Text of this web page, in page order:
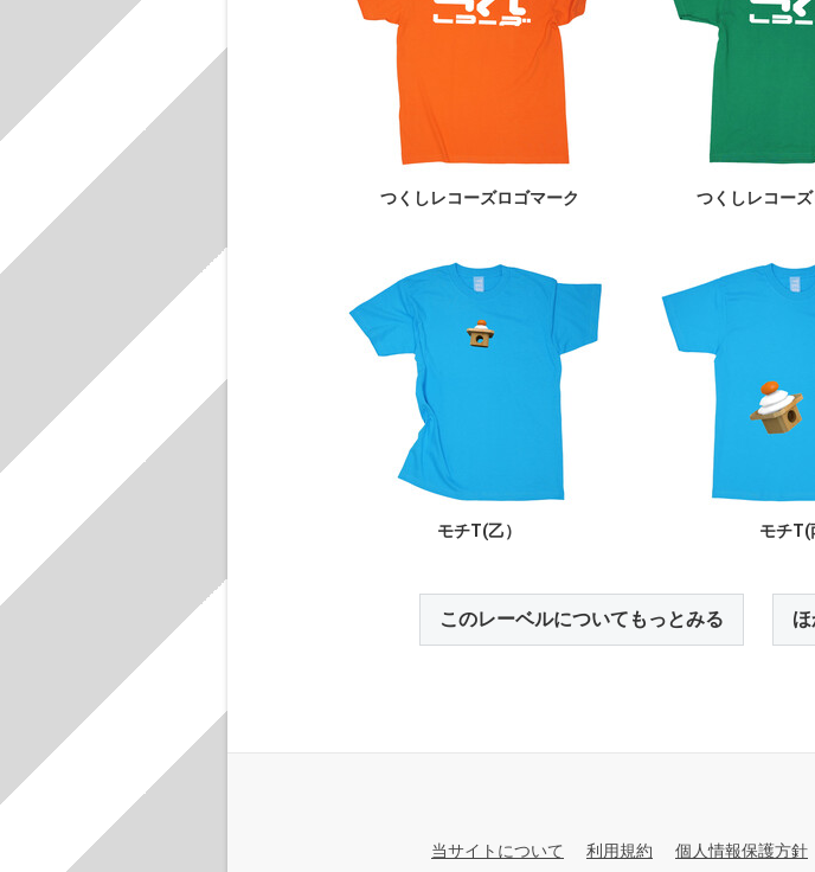
つくしレコーズロゴマーク つくしレコー
モチT(乙） モチT(
このレーベルについてもっとみる
当サイトについて 利用規約 個人情報保護方針